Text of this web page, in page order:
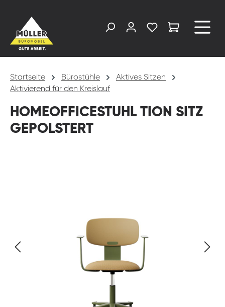
Startseite Bürostühle
Aktives Sitzen
Aktivierend für den Kreislauf
HOMEOFFICESTUHL TION SITZ
GEPOLSTERT